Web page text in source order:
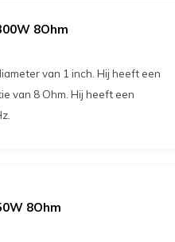
8Ohm
van 1 inch. Hij heeft een
van 8 Ohm. Hij heeft een
8Ohm